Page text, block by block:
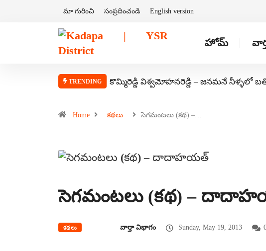
మా గురించి సంప్రదించండి English version
హోమ్
TRENDING కొమ్మిరెడ్డి విశ్వమోహనరెడ్డి – జనమనే నీళ్ళలో
Home కథలు సెగమంటలు (కథ) –…
సెగమంటలు (కథ) –
కథలు వార్తా విభాగం Sunday, May 19, 2013